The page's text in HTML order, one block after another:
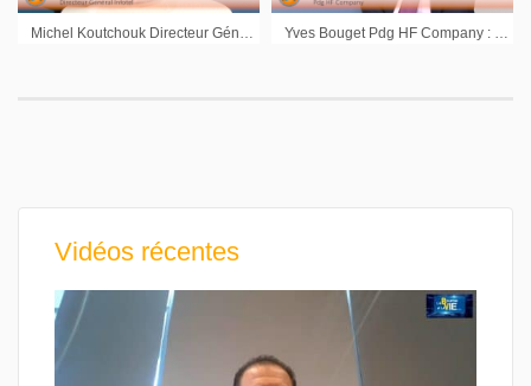
Vidéos récentes